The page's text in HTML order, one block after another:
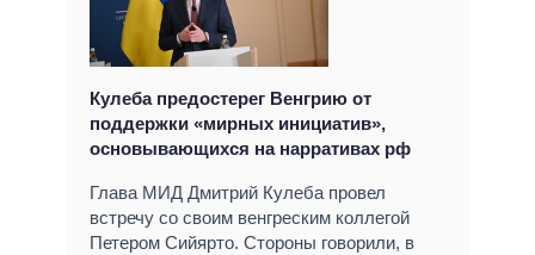
Кулеба предостерег Венгрию от
поддержки «мирных инициатив»,
основывающихся на нарративах рф
Глава МИД Дмитрий Кулеба провел
встречу со своим венгреским коллегой
Петером Сийярто. Стороны говорили, в